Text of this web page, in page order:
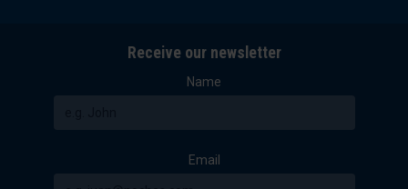
Receive our newsletter
Name
Email